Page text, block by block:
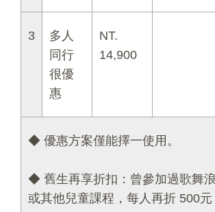
3
多人
同行
很優
惠
NT.
14,900
◆ 優惠方案僅能擇一
◆ 舊生再享折扣：曾參加過歌舞
或其他兒童課程，每人再折 500元